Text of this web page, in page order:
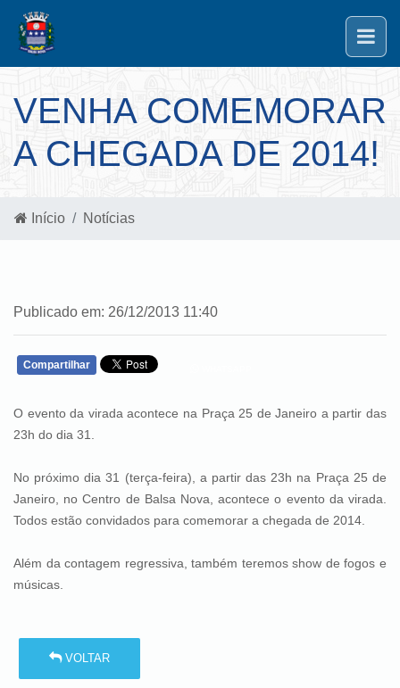
VENHA COMEMORAR
A CHEGADA DE 2014!
Início Notícias
Publicado em: 26/12/2013 11:40
Compartilhar
O evento da virada acontece na Praça 25 de Janeiro a partir das
23h do dia 31.
No próximo dia 31 (terça-feira), a partir das 23h na Praça 25 de
Janeiro, no Centro de Balsa Nova, acontece o evento da virada.
Todos estão convidados para comemorar a chegada de 2014.
Além da contagem regressiva, também teremos show de fogos e
músicas.
VOLTAR